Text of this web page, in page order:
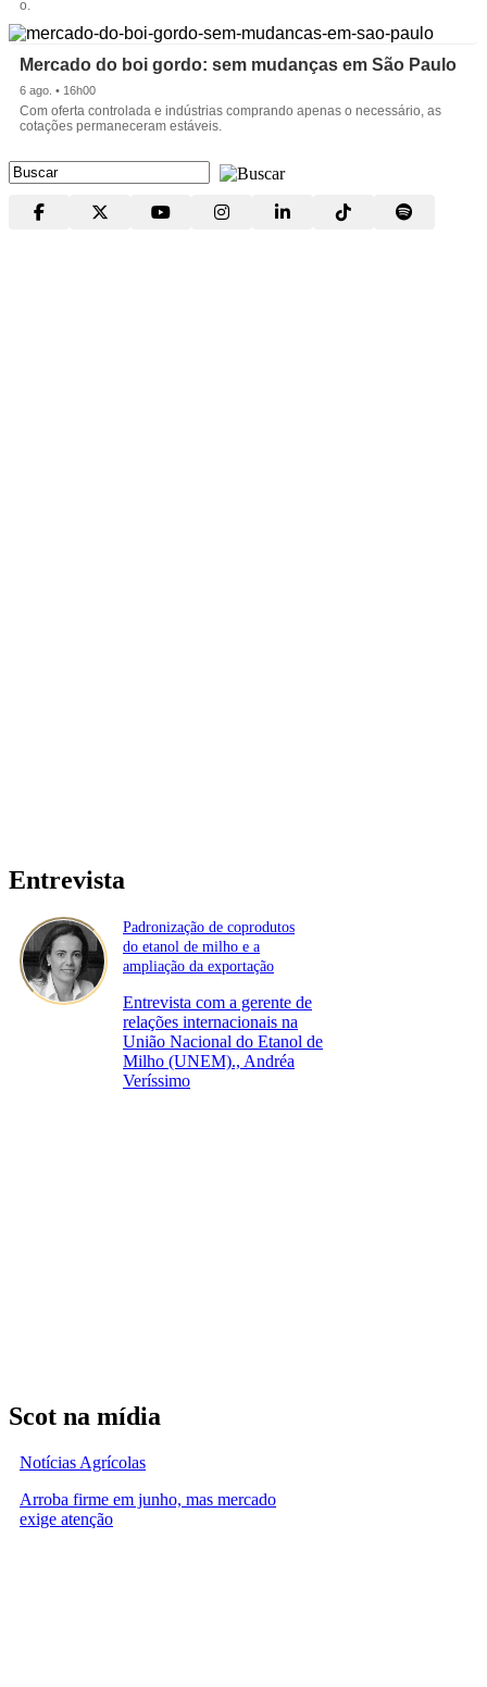
o.
Mercado do boi gordo: sem mudanças em São Paulo
6 ago. • 16h00
Com oferta controlada e indústrias comprando apenas o necessário, as
cotações permaneceram estáveis.
Entrevista
Padronização de coprodutos
do etanol de milho e a
ampliação da exportação
Entrevista com a gerente de
relações internacionais na
União Nacional do Etanol de
Milho (UNEM)., Andréa
Veríssimo
Scot na mídia
Notícias Agrícolas
Arroba firme em junho, mas mercado
exige atenção